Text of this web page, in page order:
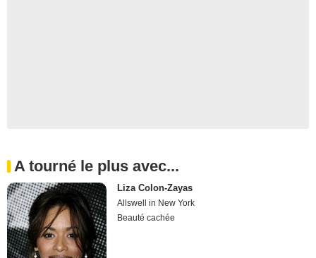
A tourné le plus avec...
Liza Colon-Zayas
Allswell in New York
Beauté cachée